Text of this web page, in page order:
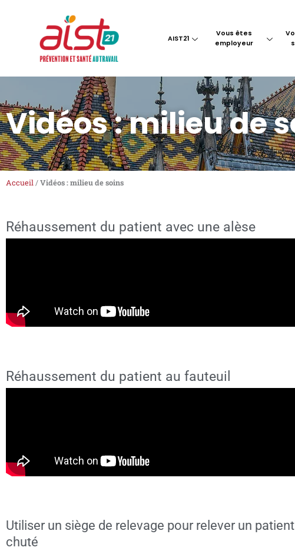
AIST21
Vous êtes
employeur
Vidéos : milieu de
Accueil /Vidéos : milieu de soins
Réhaussement du patient avec une alèse
Réhaussement du patient au fauteuil
Utiliser un siège de relevage pour relever un
chuté